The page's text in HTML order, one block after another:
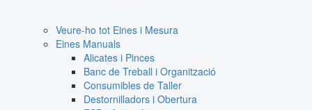
Veure-ho tot Eines i Mesura
Eines Manuals
Alicates i Pinces
Banc de Treball i Organització
Consumibles de Taller
Destornilladors i Obertura